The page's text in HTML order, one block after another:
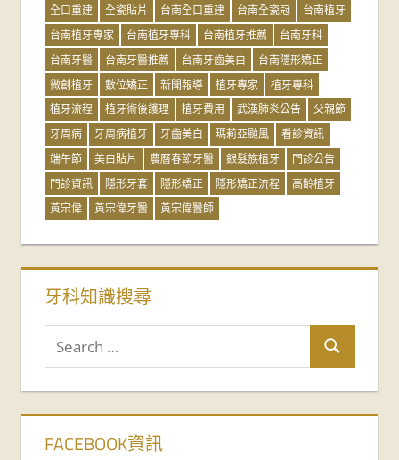
全口重建
全瓷貼片 台南全口重建 台南全瓷冠
台南植牙
台南植牙專家
台南植牙專科 台南植牙推薦
台南牙科
台南牙醫
台南牙醫推薦 台南牙齒美白
台南隱形矯正
微創植牙
數位矯正 新聞報導 植牙專家
植牙專科
植牙流程
植牙術後護理 植牙費用 武漢肺炎公告
父親節
牙周病
牙周病植牙 牙齒美白 瑪莉亞颱風
看診資訊
端午節
美白貼片 農曆春節牙醫 銀髮族植牙
門診公告
門診資訊
隱形牙套 隱形矯正 隱形矯正流程
高齡植牙
黃宗偉
黃宗偉牙醫 黃宗偉醫師
牙科知識搜尋
FACEBOOK資訊